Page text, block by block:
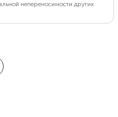
непереносимости других